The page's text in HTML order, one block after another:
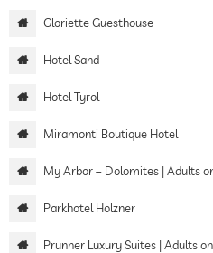
Gloriette Guesthouse
Hotel Sand
Hotel Tyrol
Miramonti Boutique Hotel
My Arbor – Dolomites | Adults
Parkhotel Holzner
Prunner Luxury Suites | Adults